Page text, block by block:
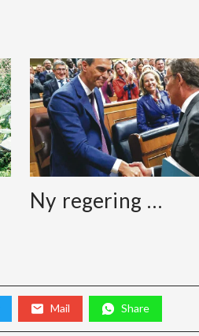
Ny regering …
Mail Share